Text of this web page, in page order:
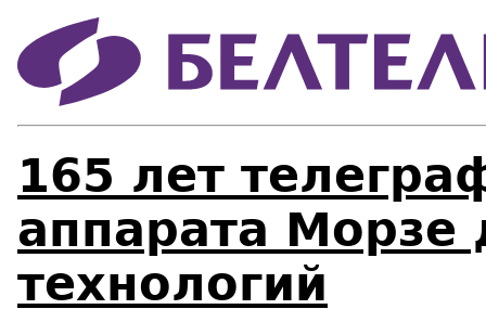
165 лет
аппарата
технологий